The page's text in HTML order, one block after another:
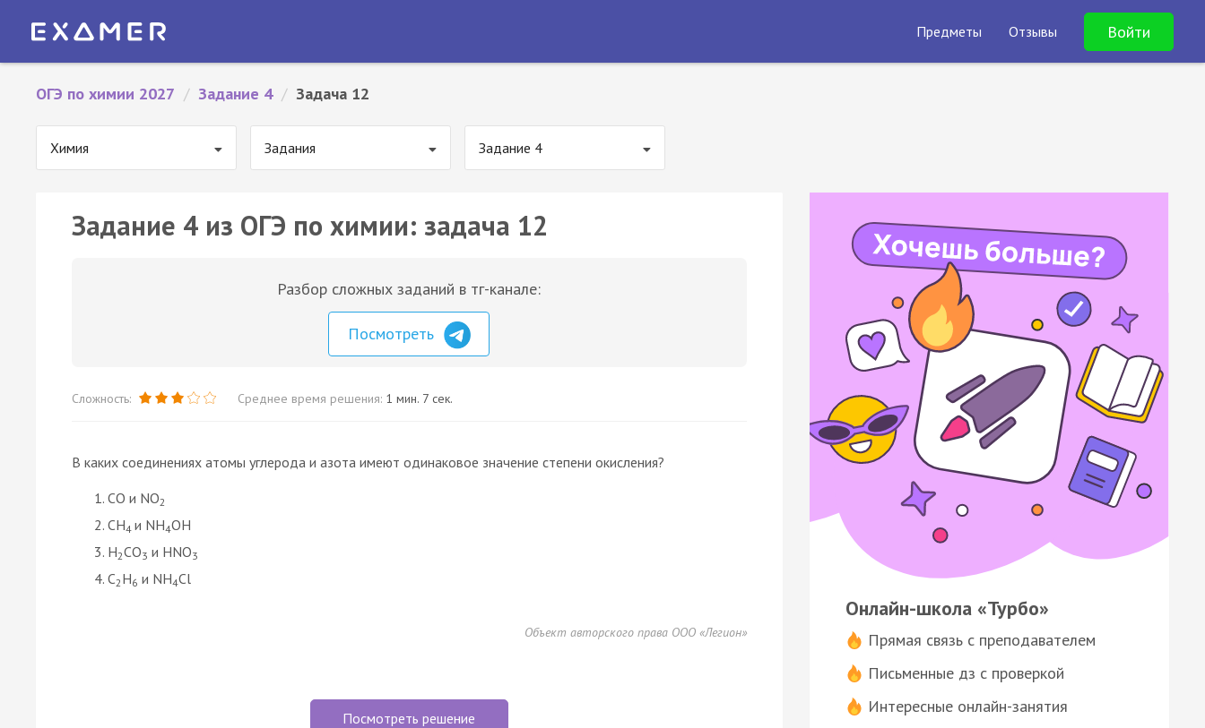
Предметы Отзывы Войти
ОГЭ по химии 2027 / Задание 4 / Задача 12
Химия Задания Задание 4
Задание 4 из ОГЭ по химии: задача 12
Разбор сложных заданий в тг-канале:
Посмотреть
Сложность: Среднее время решения: 1 мин. 7 сек.
В каких соединениях атомы углерода и азота имеют одинаковое значение степени окисления?
CO и NO2
CH4 и NH4OH
H2CO3 и HNO3
C2 H6 и NH4Cl
Объект авторского права ООО «Легион»
Посмотреть решение
Онлайн-школа «Турбо»
Прямая связь с преподавателем
Письменные дз с проверкой
Интересные онлайн-занятия